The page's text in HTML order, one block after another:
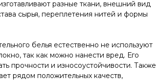
разные ткани, внешний вид
сырья, переплетения нитей и формы
белья естественно не используют
так как можно нанести вред. Его
прочности и износоустойчивости. Также
рядом положительных качеств,